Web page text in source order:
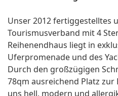
Unser 2012 fertiggestelltes
Tourismusverband mit 4
Reihenendhaus liegt in
Uferpromenade und des
Durch den großzügigen
78qm ausreichend Platz zur
uns hell, modern und